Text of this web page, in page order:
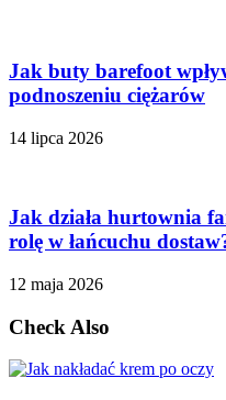
Jak buty barefoot
podnoszeniu ciężarów
14 lipca 2026
Jak działa hurtownia
rolę w łańcuchu
12 maja 2026
Check Also